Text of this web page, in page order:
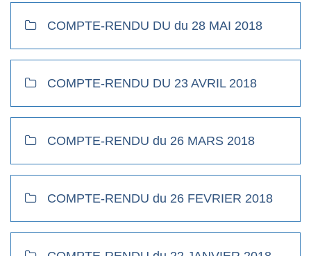
COMPTE-RENDU DU du 28 MAI 2018
COMPTE-RENDU DU 23 AVRIL 2018
COMPTE-RENDU du 26 MARS 2018
COMPTE-RENDU du 26 FEVRIER 2018